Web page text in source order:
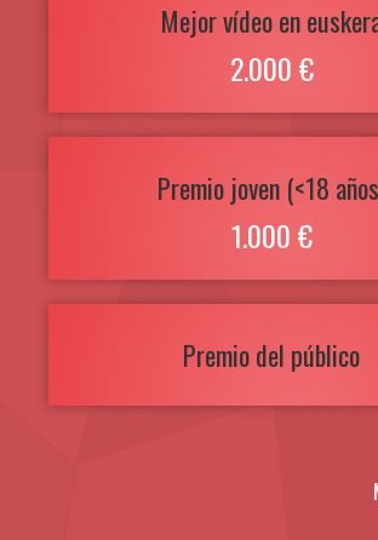
Mejor vídeo en
2.000 €
Premio joven (<18
1.000 €
Premio del público